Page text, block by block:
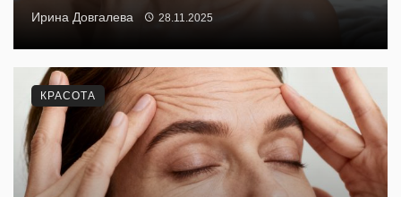
Ирина Довгалева 28.11.2025
КРАСОТА